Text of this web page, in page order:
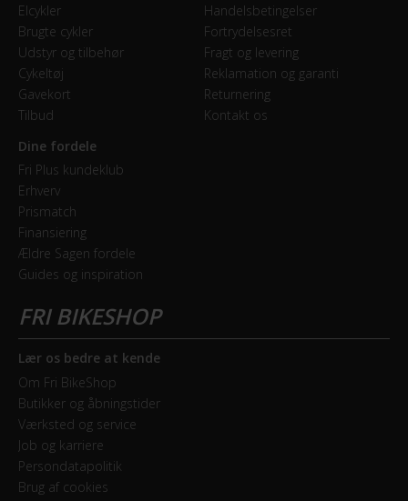
BREMSER
Bagbremse
Fodbremse
Forbremse
Mekanisk fælgbremse
GEAR
Bagskifter
Shimano Nexus
Geartype
Indvendige gear
Kranksæt
Shimano 44T
Samlet antal gear
7
Elcykler
Brugte cykler
Udstyr og tilbehør
Cykeltøj
Gavekort
Tilbud
Handelsbetingelser
Fortrydelsesret
Fragt og levering
Reklamation og garanti
Returnering
Kontakt os
Dine fordele
Fri Plus kundeklub
Erhverv
Prismatch
Finansiering
Ældre Sagen fordele
Guides og inspiration
Lær os bedre at kende
Om Fri BikeShop
Butikker og åbningstider
Værksted og service
Job og karriere
Persondatapolitik
Brug af cookies